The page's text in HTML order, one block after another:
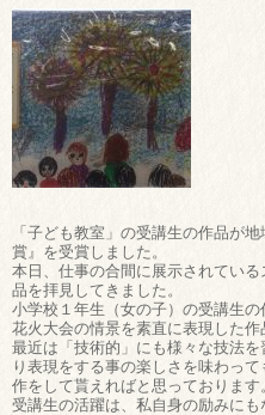
「子ども教室」の受講生の作品が
賞』を受賞しました。
本日、仕事の合間に展示されてい
品を拝見してきました。
小学校１年生（女の子）の受講生
花火大会の情景を素直に表現した作
最近は「技術的」にも様々な技法
り表現をする事の楽しさを味わっ
作をして貰えればと思っております
受講生の活躍は、私自身の励みに